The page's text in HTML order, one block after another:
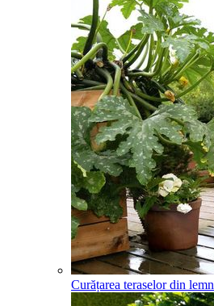
Curățarea teraselor din lemn